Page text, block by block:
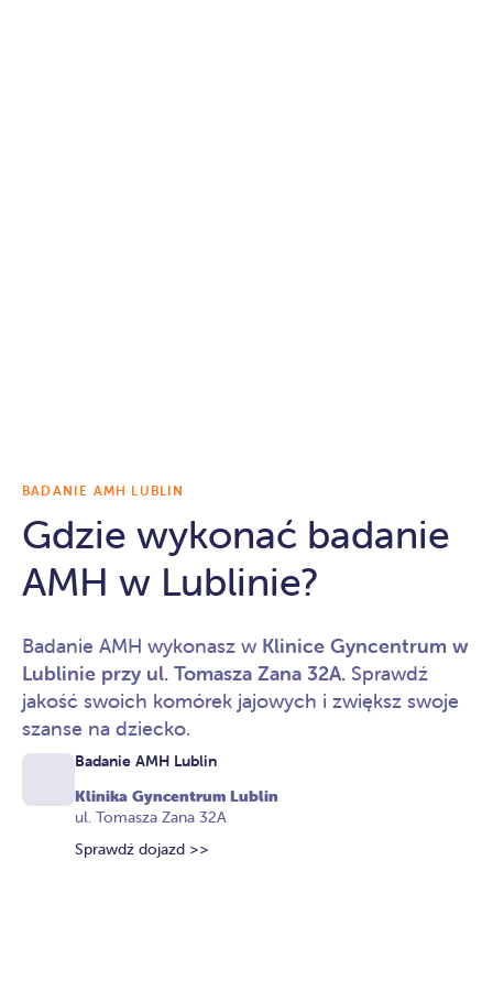
BADANIE AMH LUBLIN
Gdzie wykonać badanie
AMH w Lublinie?
Badanie AMH wykonasz w Klinice Gyncentrum w
Lublinie przy ul. Tomasza Zana 32A. Sprawdź
jakość swoich komórek jajowych i zwiększ swoje
szanse na dziecko.
Badanie AMH Lublin
Klinika Gyncentrum Lublin
ul. Tomasza Zana 32A
Sprawdź dojazd >>